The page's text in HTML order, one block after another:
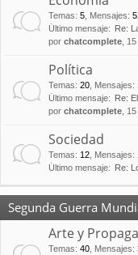
Temas: 5 Mensajes:
Último mensaje:
Re:
por chatcomplete ,
Política
Temas: 20 Mensajes:
Último mensaje:
Re:
por chatcomplete ,
Sociedad
Temas: 12 Mensajes:
Último mensaje:
Re:
Segunda Guerra
Arte y
Temas: 40 Mensajes: